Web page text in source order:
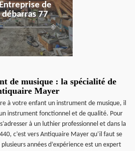
de
débarras 77
de musique : la spécialité de
Mayer
à votre enfant un instrument de musique, il
instrument fonctionnel et de qualité. Pour
à un luthier professionnel et dans la
c’est vers Antiquaire Mayer qu’il faut se
années d’expérience est un expert